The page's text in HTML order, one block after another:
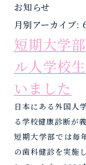
お知らせ
月別アーカイブ:
短期大学
ル人学校
いました
日本にある外国人
る学校健康診断が
短期大学部では毎
の歯科健診を実施
建学の精神・教
建学の精神・教育
教育研究上の目的
基本方針3つのポリ
沿革・概要
あゆみ
歯科衛生士への道
コンセプト
取得できる資格
専攻科(口腔保健
専攻科について
入試情報
学納金・学籍
奨学金
通学・学割
課外活動
国民年金学生納付
学生相談室
入学検定料
新入生特待生制度
受験生向けQ&A
専攻科
アドミッションポ
求人NAVI(学内用)
求人NAVI(学外用）
就職内定後について
IR・キャリアサポ
IR・キャリアサポ
就職実績